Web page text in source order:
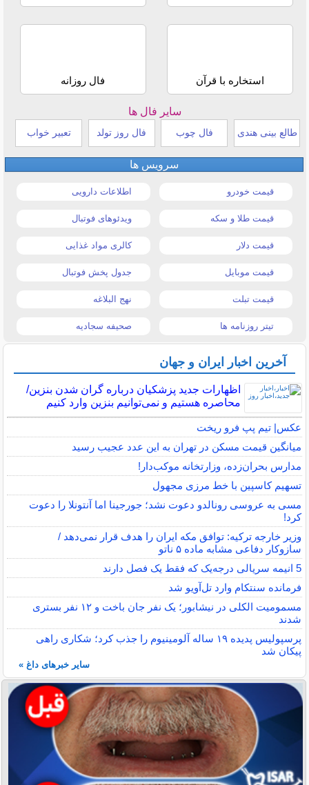
استخاره با قرآن فال روزانه
سایر فال ها
طالع بینی هندی فال چوب فال روز تولد تعبیر خواب
سرویس ها
قیمت خودرو اطلاعات دارویی
قیمت طلا و سکه ویدئوهای فوتبال
قیمت دلار کالری مواد غذایی
قیمت موبایل جدول پخش فوتبال
قیمت تبلت نهج البلاغه
تیتر روزنامه ها صحیفه سجادیه
آخرین اخبار ایران و جهان
اظهارات جدید پزشکیان درباره گران شدن بنزین/
محاصره هستیم و نمی‌توانیم بنزین وارد کنیم
عکس| تیم پپ فرو ریخت
میانگین قیمت مسکن در تهران به این عدد عجیب رسید
مدارس بحران‌زده، وزارتخانه موکب‌دار!
تسهیم کاسپین با خط مرزی مجهول
مسی به عروسی رونالدو دعوت نشد؛ جورجینا اما آنتونلا را دعوت
کرد!
وزیر خارجه ترکیه: توافق مکه ایران را هدف قرار نمی‌دهد /
سازوکار دفاعی مشابه ماده ۵ ناتو
5 انیمه سریالی درجه‌یک که فقط یک فصل دارند
فرمانده سنتکام وارد تل‌آویو شد
مسمومیت الکلی در نیشابور؛ یک نفر جان باخت و ۱۲ نفر بستری
شدند
پرسپولیس پدیده ۱۹ ساله آلومینیوم را جذب کرد؛ شکاری راهی
پیکان شد
سایر خبرهای داغ »